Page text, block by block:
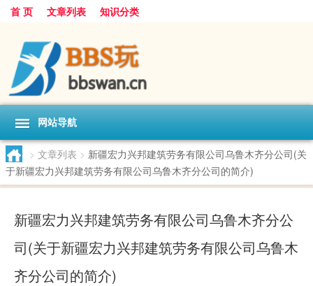
首 页 文章列表 知识分类
网站导航
> 文章列表 > 新疆宏力兴邦建筑劳务有限公司乌鲁木齐分公司(关
于新疆宏力兴邦建筑劳务有限公司乌鲁木齐分公司的简介)
新疆宏力兴邦建筑劳务有限公司乌鲁木齐分公
司(关于新疆宏力兴邦建筑劳务有限公司乌鲁木
齐分公司的简介)